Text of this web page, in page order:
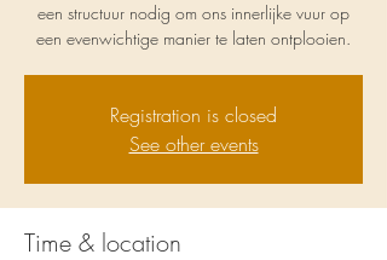
een structuur nodig om ons innerlijke vuur op
een evenwichtige manier te laten ontplooien.
Registration is closed
See other events
Time & location